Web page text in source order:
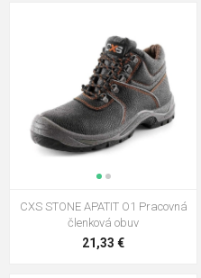
CXS STONE APATIT O1 Pracovná
členková obuv
21,33 €